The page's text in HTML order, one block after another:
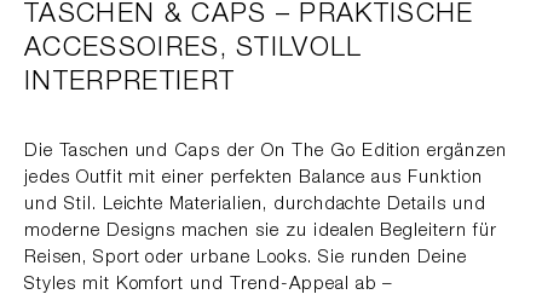
TASCHEN & CAPS – PRAKTISCHE
ACCESSOIRES, STILVOLL
INTERPRETIERT
Die Taschen und Caps der On The Go Edition ergänzen
jedes Outfit mit einer perfekten Balance aus Funktion
und Stil. Leichte Materialien, durchdachte Details und
moderne Designs machen sie zu idealen Begleitern für
Reisen, Sport oder urbane Looks. Sie runden Deine
Styles mit Komfort und Trend-Appeal ab –